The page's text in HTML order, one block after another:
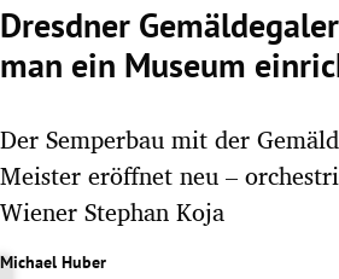
Untermenü
Untermenü
Dresdner
man ein Museum
Der Semperbau mit der
Meister eröffnet neu –
Wiener Stephan Koja
Michael Huber